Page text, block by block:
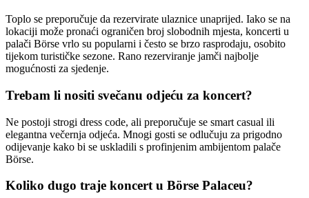
Toplo se preporučuje da rezervirate ulaznice unaprijed. Iako se na
lokaciji može pronaći ograničen broj slobodnih mjesta, koncerti u
palači Börse vrlo su popularni i često se brzo rasprodaju, osobito
tijekom turističke sezone. Rano rezerviranje jamči najbolje
mogućnosti za sjedenje.
Trebam li nositi svečanu odjeću za koncert?
Ne postoji strogi dress code, ali preporučuje se smart casual ili
elegantna večernja odjeća. Mnogi gosti se odlučuju za prigodno
odijevanje kako bi se uskladili s profinjenim ambijentom palače
Börse.
Koliko dugo traje koncert u Börse Palaceu?